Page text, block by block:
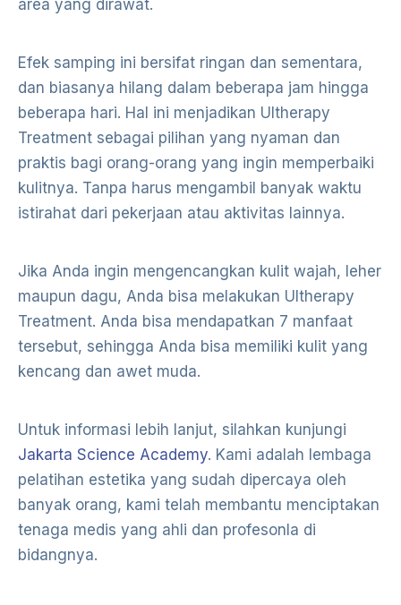
area yang dirawat.
Efek samping ini bersifat ringan dan sementara,
dan biasanya hilang dalam beberapa jam hingga
beberapa hari. Hal ini menjadikan Ultherapy
Treatment sebagai pilihan yang nyaman dan
praktis bagi orang-orang yang ingin memperbaiki
kulitnya. Tanpa harus mengambil banyak waktu
istirahat dari pekerjaan atau aktivitas lainnya.
Jika Anda ingin mengencangkan kulit wajah, leher
maupun dagu, Anda bisa melakukan Ultherapy
Treatment. Anda bisa mendapatkan 7 manfaat
tersebut, sehingga Anda bisa memiliki kulit yang
kencang dan awet muda.
Untuk informasi lebih lanjut, silahkan kunjungi
Jakarta Science Academy. Kami adalah lembaga
pelatihan estetika yang sudah dipercaya oleh
banyak orang, kami telah membantu menciptakan
tenaga medis yang ahli dan profesonla di
bidangnya.